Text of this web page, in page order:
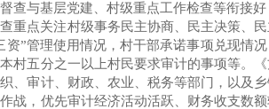
查与基层党建、村级重点工作检查等衔接好
重点关注村级事务民主协商、民主决策、
资”管理使用情况，村干部承诺事项兑现情
村五分之一以上村民要求审计的事项等。
、审计、财政、农业、税务等部门，以及
战，优先审计经济活动活跃、财务收支数